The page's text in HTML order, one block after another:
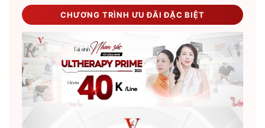
CHƯƠNG TRÌNH ƯU ĐÃI ĐẶC BIỆT